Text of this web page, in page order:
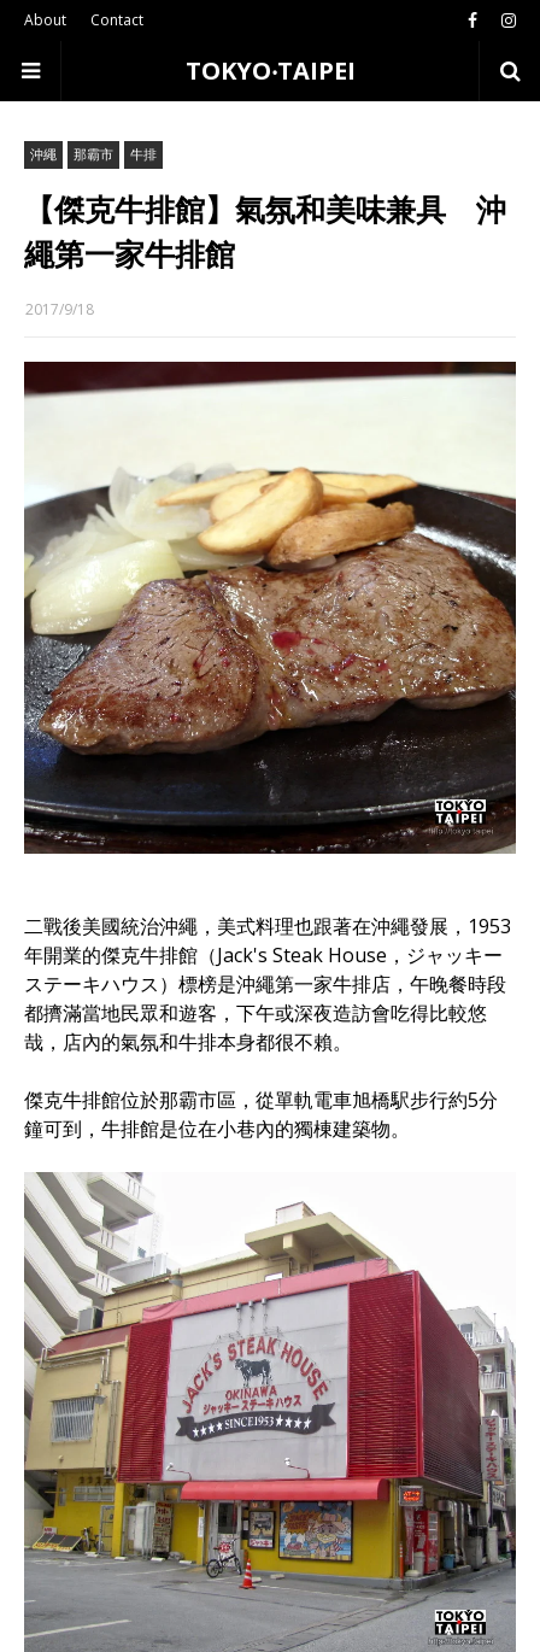
About Contact
TOKYO‧TAIPEI
沖繩 那霸市 牛排
【傑克牛排館】氣氛和美味兼具 沖
繩第一家牛排館
2017/9/18
二戰後美國統治沖繩，美式料理也跟著在沖繩發展，1953
年開業的傑克牛排館（Jack's Steak House，ジャッキー
ステーキハウス）標榜是沖繩第一家牛排店，午晚餐時段
都擠滿當地民眾和遊客，下午或深夜造訪會吃得比較悠
哉，店內的氣氛和牛排本身都很不賴。
傑克牛排館位於那霸市區，從單軌電車旭橋駅步行約5分
鐘可到，牛排館是位在小巷內的獨棟建築物。